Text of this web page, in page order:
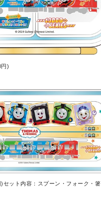
円)
)セット内容：スプーン・フォーク・箸